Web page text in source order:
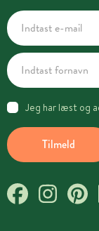
Tilmeld
Jeg har læst og